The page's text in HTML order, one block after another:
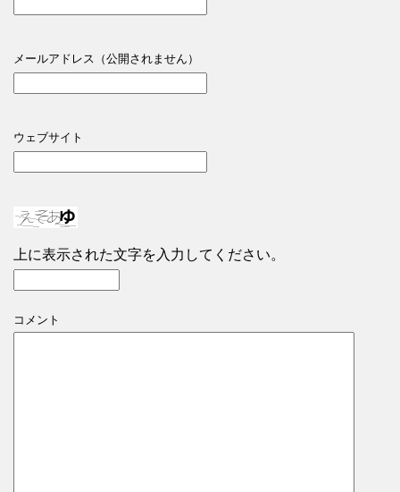
メールアドレス（公開されません）
ウェブサイト
上に表示された文字を入力してください。
コメント